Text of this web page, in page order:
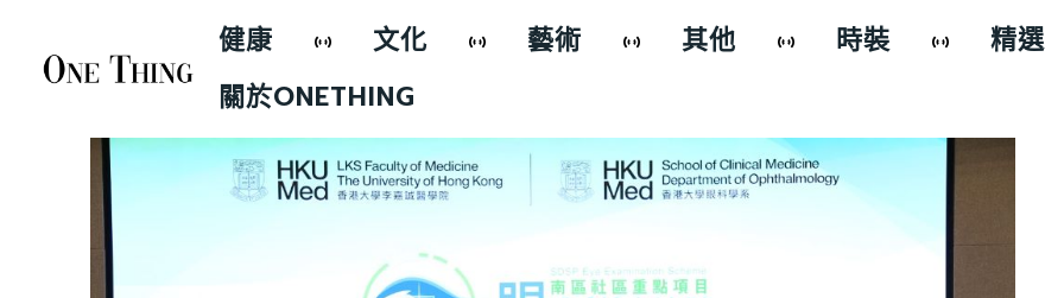
健康 文化 藝術 其他 時裝
精選
關於ONETHING